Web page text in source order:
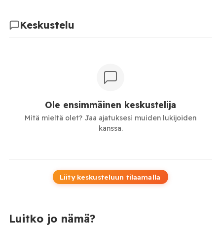
Keskustelu
Ole ensimmäinen keskustelija
Mitä mieltä olet? Jaa ajatuksesi muiden lukijoiden
kanssa.
Liity keskusteluun tilaamalla
Luitko jo nämä?